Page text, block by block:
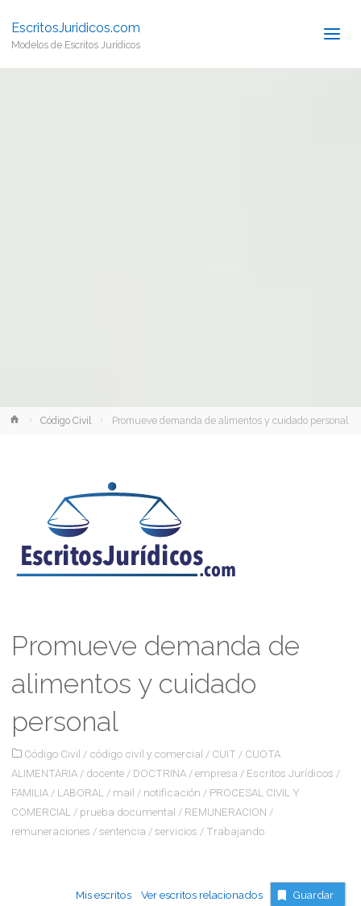
EscritosJuridicos.com
Modelos de Escritos Jurídicos
InicioCódigo Civil Promueve demanda de alimentos y cuidado personal
Promueve demanda de
alimentos y cuidado
personal
Código Civil / código civil y comercial / CUIT / CUOTA
ALIMENTARIA / docente / DOCTRINA / empresa / Escritos Jurídicos /
FAMILIA / LABORAL / mail / notificación / PROCESAL CIVIL Y
COMERCIAL / prueba documental / REMUNERACION /
remuneraciones / sentencia / servicios / Trabajando
Mis escritos Ver escritos relacionados Guardar